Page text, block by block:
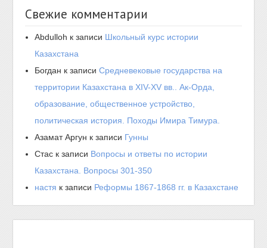
Свежие комментарии
Abdulloh к записи Школьный курс истории
Казахстана
Богдан к записиСредневековые государства на
территории Казахстана в XIV-XV вв.. Ак-Орда,
образование, общественное устройство,
политическая история. Походы Имира Тимура.
Азамат Аргун к записи Гунны
Стас к записи Вопросы и ответы по истории
Казахстана. Вопросы 301-350
настя к записи Реформы 1867-1868 гг. в Казахстане